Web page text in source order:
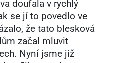
doufala v rychlý
se jí to povedlo ve
že tato blesková
začal mluvit
Nyní jsme již